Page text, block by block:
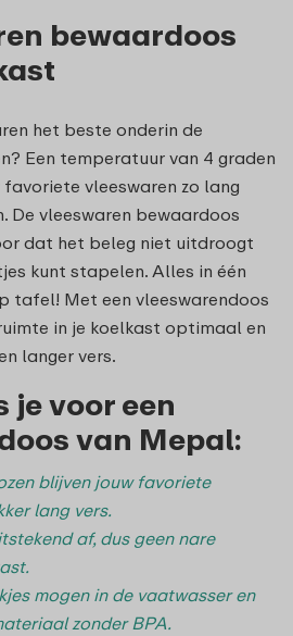
bewaardoos
het beste onderin de
Een temperatuur van 4 graden
vleeswaren zo lang
De vleeswaren bewaardoos
dat het beleg niet uitdroogt
kunt stapelen. Alles in één
tafel! Met een vleeswarendoos
in je koelkast optimaal en
langer vers.
je voor een
van Mepal:
blijven jouw favoriete
lang vers.
af, dus geen nare
mogen in de vaatwasser en
zonder BPA.